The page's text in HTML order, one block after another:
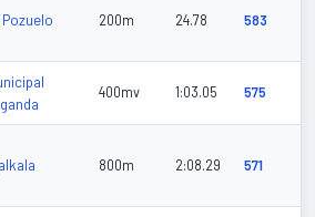
200m 24.78 583
400mv 1:03.05 575
800m 2:08.29 571